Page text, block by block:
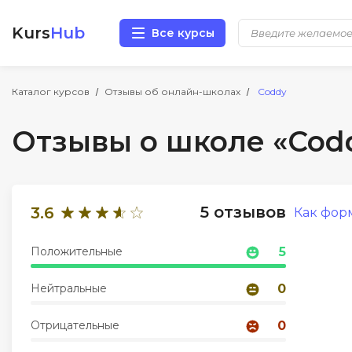
KursHub Все курсы
Каталог курсов Отзывы об онлайн-школах Coddy
Отзывы о школе
3.6 5 отзывов
Положительные 5
Нейтральные 0
Отрицательные 0
Как
Разработка
Маркетинг
Аналитика
Менеджмент
Иностранные языки